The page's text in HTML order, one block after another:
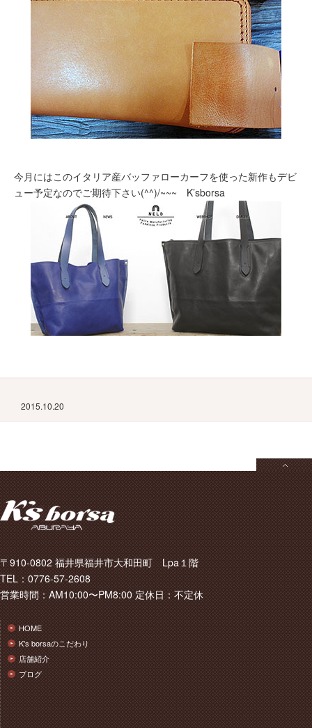
今月にはこのイタリア産バッファローカーフを使った新作もデビ
ュー予定なのでご期待下さい(^^)/~~~ K’sborsa
2015.10.20
〒910-0802 福井県福井市大和田町 Lpa１階
TEL：0776-57-2608
営業時間：AM10:00〜PM8:00 定休日：不定休
HOME
K's borsaのこだわり
店舗紹介
ブログ